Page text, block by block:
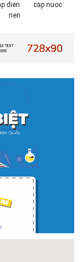
dien
cap nuoc
nen
trường đô thị
tầng và môi trường
280 chỉ tiêu, thời
SINH ĐẠI HỌC
8. Trường Đại
ôn thi thật tốt MỜI
TRỰC TUYẾN "TƯ